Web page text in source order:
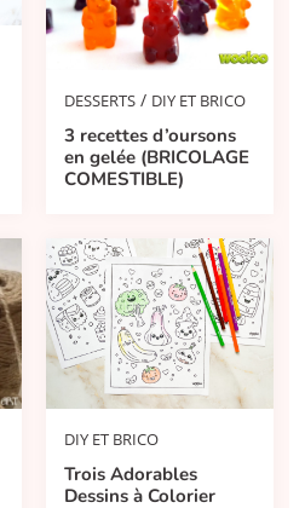
DESSERTS / DIY ET BRICO
3 recettes d’oursons
en gelée (BRICOLAGE
COMESTIBLE)
DIY ET BRICO
Trois Adorables
Dessins à Colorier